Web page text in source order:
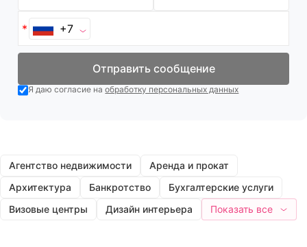
+7
Отправить сообщение
Я даю согласие наобработку персональных данных
Агентство недвижимости
Аренда и прокат
Архитектура
Банкротство
Бухгалтерские услуги
Визовые центры
Дизайн интерьера Показать все